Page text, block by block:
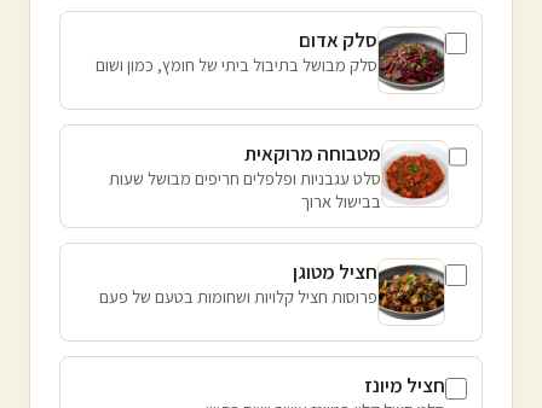
סלק אדום
סלק מבושל בתיבול ביתי של חומץ, כמון ושום
מטבוחה מרוקאית
סלט עגבניות ופלפלים חריפים מבושל שעות
בבישול ארוך
חציל מטוגן
פרוסות חציל קלויות ושחומות בטעם של פעם
חציל מיונז